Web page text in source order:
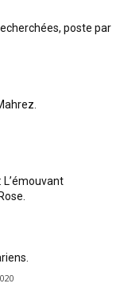
poste par